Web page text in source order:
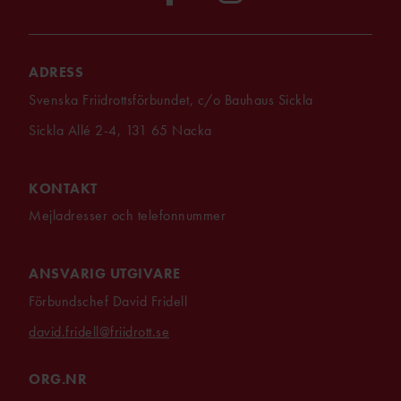
ADRESS
Svenska Friidrottsförbundet, c/o Bauhaus Sickla
Sickla Allé 2-4, 131 65 Nacka
KONTAKT
Mejladresser och telefonnummer
ANSVARIG UTGIVARE
Förbundschef David Fridell
david.fridell@friidrott.se
ORG.NR